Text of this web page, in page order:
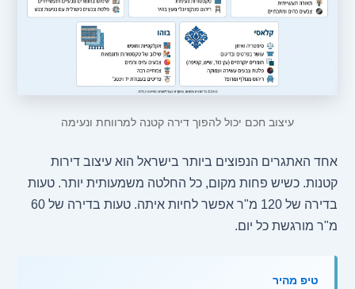
עיצוב חכם יכול להפוך דירה קטנה למרווחת ונעימה
אחד האתגרים הנפוצים ביותר בישראל הוא עיצוב דירות
קטנות. כשיש פחות מקום, כל החלטה משמעותית יותר. טעות
בדירה של 120 מ"ר אפשר לחיות איתה. טעות בדירה של 60
מ"ר מורגשת כל יום.
טיפ מהיר